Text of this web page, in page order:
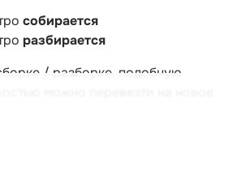
собирается
разбирается
/ разборке, подобную